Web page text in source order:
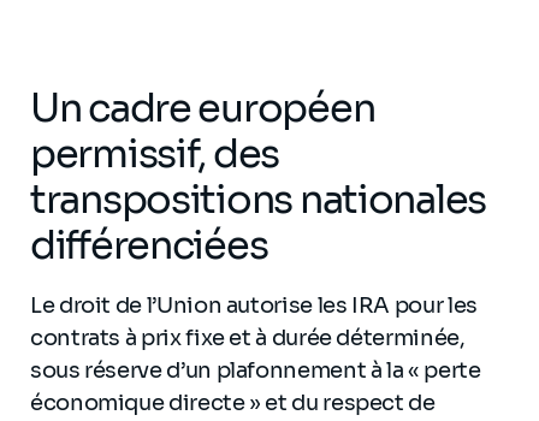
Un cadre européen
permissif, des
transpositions nationales
différenciées
Le droit de l’Union autorise les IRA pour les
contrats à prix fixe et à durée déterminée,
sous réserve d’un plafonnement à la « perte
économique directe » et du respect de